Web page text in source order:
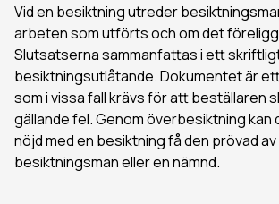
Vid en besiktning utreder
arbeten som utförts och om det
Slutsatserna sammanfattas i ett
besiktningsutlåtande. Dokumentet är
som i vissa fall krävs för att beställaren
gällande fel. Genom överbesiktning kan
nöjd med en besiktning få den prövad av
besiktningsman eller en nämnd.